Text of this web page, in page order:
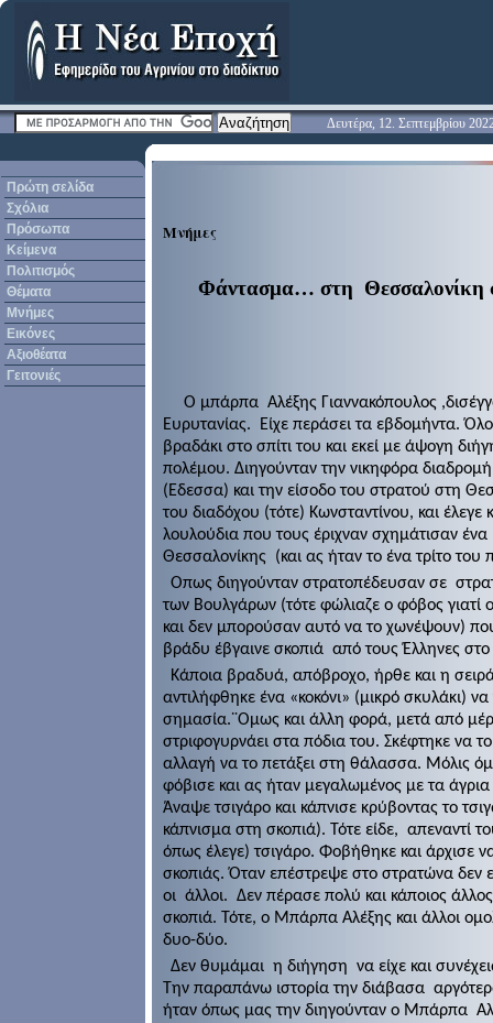
Δευτέρα, 12. Σεπτεμβρίου
Πρώτη σελίδα
Σχόλια
Πρόσωπα
Κείμενα
Πολιτισμός
Θέματα
Μνήμες
Εικόνες
Αξιοθέατα
Γειτονιές
Μνήμες
Φάντασμα… στη Θεσσαλονίκη
Ο μπάρπα Αλέξης Γιαννακόπουλος
Ευρυτανίας. Είχε περάσει τα εβδομήντα.
βραδάκι στο σπίτι του και εκεί με άψογη
πολέμου. Διηγούνταν την νικηφόρα
(Εδεσσα) και την είσοδο του στρατού στη
του διαδόχου (τότε) Κωνσταντίνου, και
λουλούδια που τους έριχναν σχημάτισαν
Θεσσαλονίκης
(και ας ήταν το ένα τρίτο
Οπως διηγούνταν στρατοπέδευσαν σε
των Βουλγάρων (τότε φώλιαζε ο φόβος γιατί
και δεν μπορούσαν αυτό να το χωνέψουν)
βράδυ έβγαινε σκοπιά από τους Έλληνες
Κάποια βραδυά, απόβροχο, ήρθε και η
αντιλήφθηκε ένα «κοκόνι» (μικρό σκυλάκι) να
σημασία.¨Ομως και άλλη φορά, μετά από
στριφογυρνάει στα πόδια του. Σκέφτηκε να
αλλαγή να το πετάξει στη θάλασσα. Μόλις
φόβισε και ας ήταν μεγαλωμένος με τα
Άναψε τσιγάρο και κάπνισε κρύβοντας το
κάπνισμα στη σκοπιά). Τότε είδε, απεναντί
όπως έλεγε) τσιγάρο. Φοβήθηκε και άρχισε
σκοπιάς. Όταν επέστρεψε στο στρατώνα δεν
οι άλλοι. Δεν πέρασε πολύ και κάποιος
σκοπιά. Τότε, ο Μπάρπα Αλέξης και άλλοι
δυο-δύο.
Δεν θυμάμαι η διήγηση να είχε και
Την παραπάνω ιστορία την διάβασα
ήταν όπως μας την διηγούνταν ο Μπάρπα